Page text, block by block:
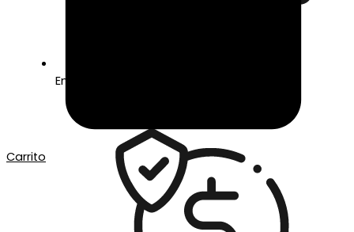
Carrito
Envío gratis a partir de 50€ de compra